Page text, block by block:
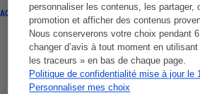
personnaliser les contenus, les partager,
promotion et afficher des contenus
Nous conserverons votre choix pendant
changer d’avis à tout moment en
les traceurs » en bas de chaque page.
Politique de confidentialité mise à jour le
Personnaliser mes choix
ACTUALITÉ